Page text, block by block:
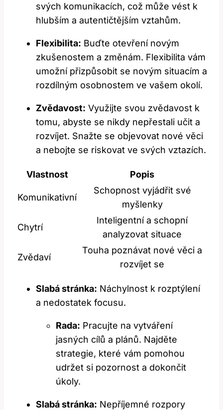
svých komunikacích, což může vést k
hlubším a autentičtějším vztahům.
Flexibilita: Buďte otevření novým
zkušenostem a změnám. Flexibilita vám
umožní přizpůsobit se novým situacím a
rozdílným osobnostem ve vašem okolí.
Zvědavost: Využijte svou zvědavost k
tomu, abyste se nikdy nepřestali učit a
rozvíjet. Snažte se objevovat nové věci
a nebojte se riskovat ve svých vztazích.
Vlastnost Popis
Komunikativní
Schopnost vyjádřit své
myšlenky
Chytrí
Inteligentní a schopní
analyzovat situace
Zvědaví
Touha poznávat nové věci a
rozvíjet se
Slabá stránka: Náchylnost k rozptýlení
a nedostatek focusu.
Rada: Pracujte na vytváření
jasných cílů a plánů. Najděte
strategie, které vám pomohou
udržet si pozornost a dokončit
úkoly.
Slabá stránka: Nepříjemné rozpory